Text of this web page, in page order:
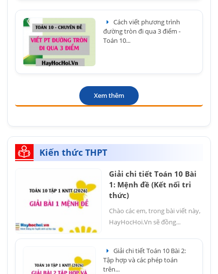
Cách viết phương trình
đường tròn đi qua 3 điểm -
Toán 10...
Xem thêm
Kiến thức THPT
Giải chi tiết Toán 10 Bài
1: Mệnh đề (Kết nối tri
thức)
Chào các em, trong bài viết này,
HayHocHoi.Vn sẽ đồng...
Giải chi tiết Toán 10 Bài 2:
Tập hợp và các phép toán
trên...